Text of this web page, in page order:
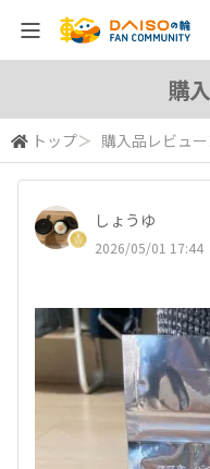
購
トップ＞ 購入品レビュー
しょうゆ
2026/05/01 17:44